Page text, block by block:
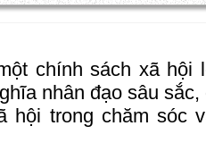
chính sách xã hội
nhân đạo sâu
hội trong chăm sóc